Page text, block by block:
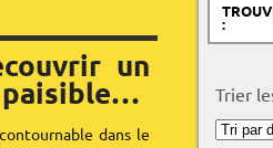
un
paisible…
dans le
:
Trier
Trier